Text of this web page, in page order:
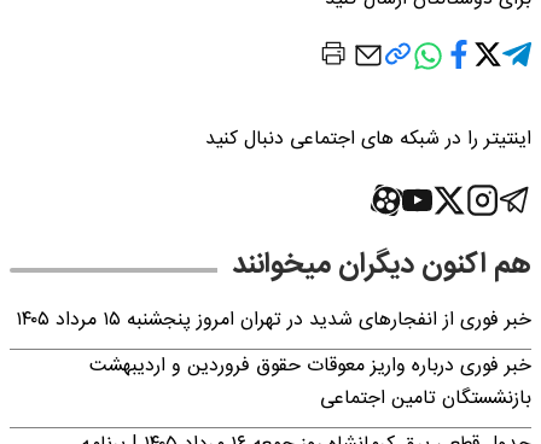
اینتیتر را در شبکه های اجتماعی دنبال کنید
هم اکنون دیگران میخوانند
خبر فوری از انفجارهای شدید در تهران امروز پنجشنبه ۱۵ مرداد ۱۴۰۵
خبر فوری درباره واریز معوقات حقوق فروردین و اردیبهشت
بازنشستگان تامین اجتماعی